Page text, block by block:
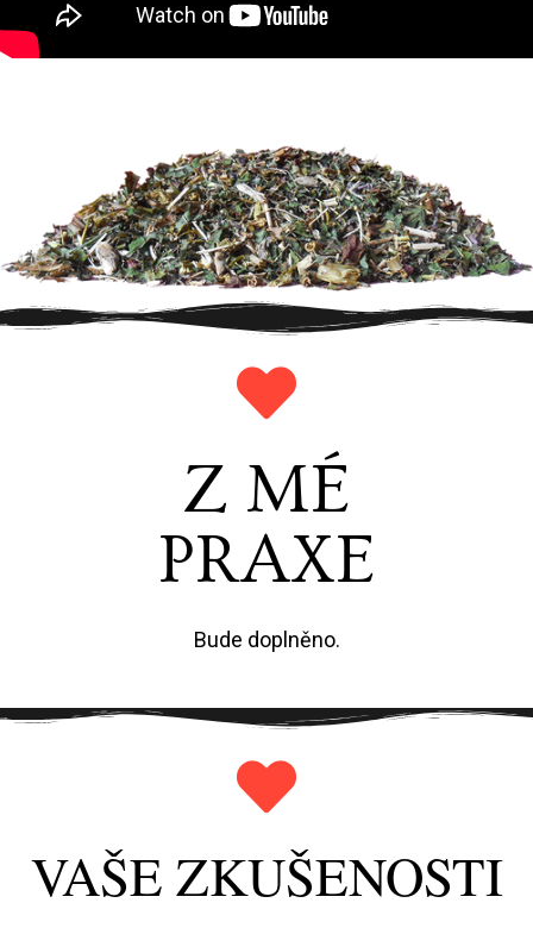
Z MÉ
PRAXE
Bude doplněno.
VAŠE ZKUŠENOSTI